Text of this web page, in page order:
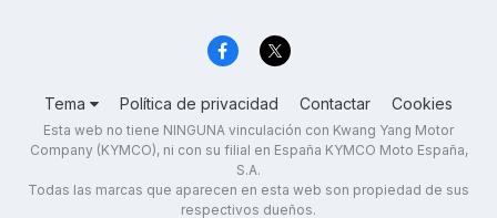
Tema Política de privacidad Contactar Cookies
Esta web no tiene NINGUNA vinculación con Kwang Yang Motor
Company (KYMCO), ni con su filial en España KYMCO Moto España,
S.A.
Todas las marcas que aparecen en esta web son propiedad de sus
respectivos dueños.